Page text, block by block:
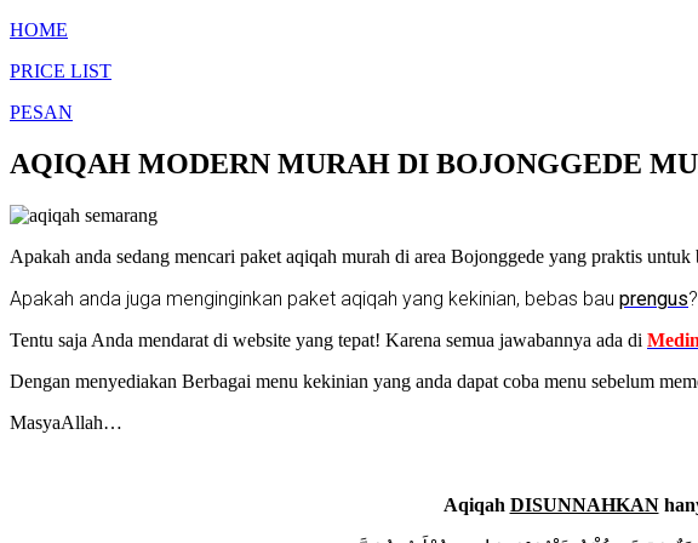
HOME
PRICE LIST
PESAN
AQIQAH MODERN MURAH DI BOJONGGEDE
Apakah anda sedang mencari paket aqiqah murah di area Bojonggede yang praktis untuk
Apakah anda juga menginginkan paket aqiqah yang kekinian, bebas bau prengus
Tentu saja Anda mendarat di website yang tepat! Karena semua jawabannya ada di
Dengan menyediakan Berbagai menu kekinian yang anda dapat coba menu sebelum
MasyaAllah…
Aqiqah DISUNNAHKAN